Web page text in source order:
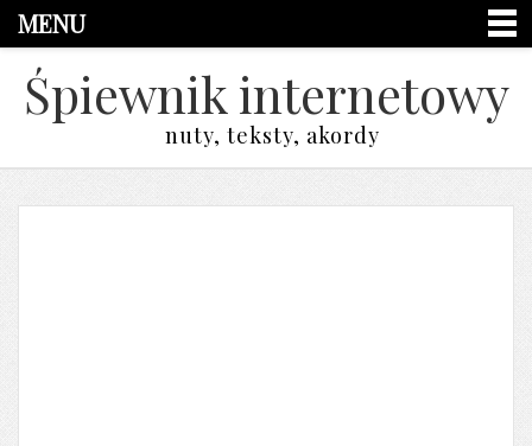
MENU
Śpiewnik internetowy
nuty, teksty, akordy